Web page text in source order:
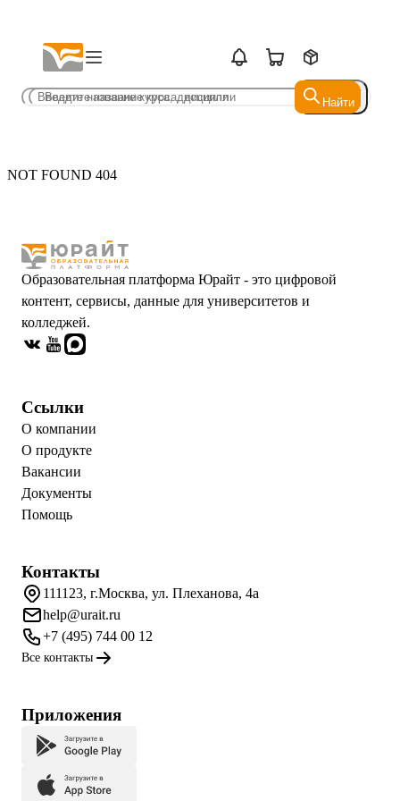
Найти
Найти
NOT FOUND 404
Образовательная платформа Юрайт - это цифровой
контент, сервисы, данные для университетов и
колледжей.
Ссылки
О компании
О продукте
Вакансии
Документы
Помощь
Контакты
111123, г.Москва, ул. Плеханова, 4а
help@urait.ru
+7 (495) 744 00 12
Все контакты
Приложения